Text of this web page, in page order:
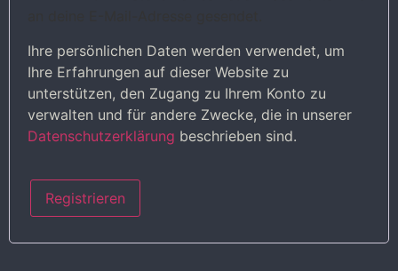
Ihre persönlichen Daten werden verwendet, um
Ihre Erfahrungen auf dieser Website zu
unterstützen, den Zugang zu Ihrem Konto zu
verwalten und für andere Zwecke, die in unserer
Datenschutzerklärung beschrieben sind.
Registrieren